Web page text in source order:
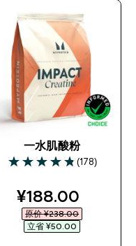
一水肌酸粉
4.84 out of 5 stars
(178)
discounted
¥188.00‎
原价 ¥238.00‎
立省 ¥50.00‎